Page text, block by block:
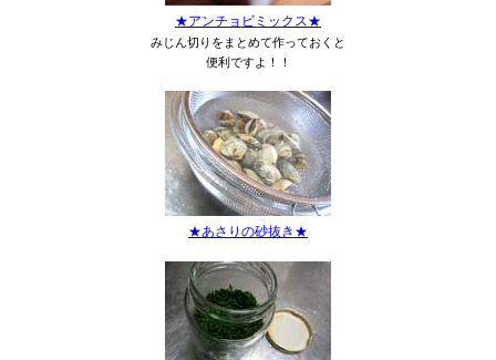
★アンチョビミックス★
みじん切りをまとめて作っておくと
便利ですよ！！
★あさりの砂抜き★